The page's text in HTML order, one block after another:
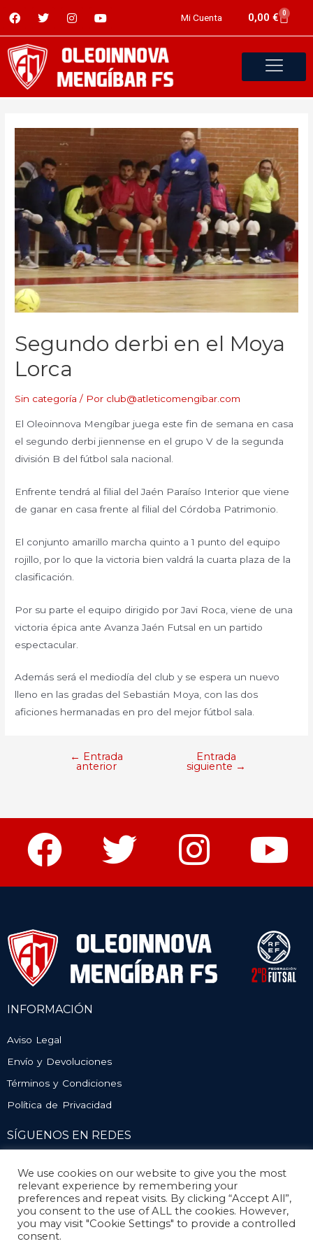
Mi Cuenta 0,00 € 0
Segundo derbi en el Moya
Lorca
Sin categoría / Por club@atleticomengibar.com
El Oleoinnova Mengíbar juega este fin de semana en casa
el segundo derbi jiennense en el grupo V de la segunda
división B del fútbol sala nacional.
Enfrente tendrá al filial del Jaén Paraíso Interior que viene
de ganar en casa frente al filial del Córdoba Patrimonio.
El conjunto amarillo marcha quinto a 1 punto del equipo
rojillo, por lo que la victoria bien valdrá la cuarta plaza de la
clasificación.
Por su parte el equipo dirigido por Javi Roca, viene de una
victoria épica ante Avanza Jaén Futsal en un partido
espectacular.
Además será el mediodía del club y se espera un nuevo
lleno en las gradas del Sebastián Moya, con las dos
aficiones hermanadas en pro del mejor fútbol sala.
← Entrada
anterior
Entrada
siguiente →
INFORMACIÓN
Aviso Legal
Envío y Devoluciones
Términos y Condiciones
Política de Privacidad
SÍGUENOS EN REDES
We use cookies on our website to give you the most
relevant experience by remembering your
preferences and repeat visits. By clicking “Accept All”,
you consent to the use of ALL the cookies. However,
you may visit "Cookie Settings" to provide a controlled
consent.